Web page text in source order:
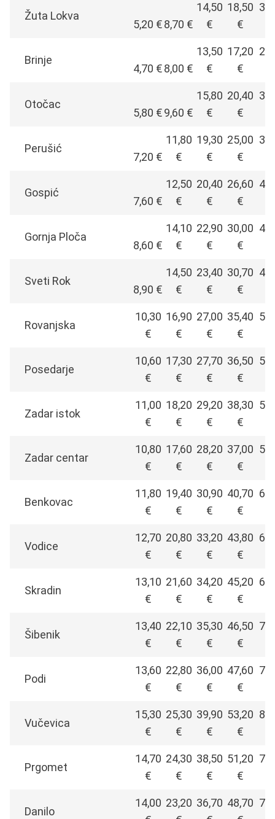
Žuta Lokva
5,20 €8,70 €
14,50
€
18,50
€
Brinje
4,70 €8,00 €
13,50
€
17,20
€
Otočac
5,80 €9,60 €
15,80
€
20,40
€
Perušić
7,20 €
11,80
€
19,30
€
25,00
€
Gospić
7,60 €
12,50
€
20,40
€
26,60
€
Gornja Ploča
8,60 €
14,10
€
22,90
€
30,00
€
Sveti Rok
8,90 €
14,50
€
23,40
€
30,70
€
Rovanjska
10,30
€
16,90
€
27,00
€
35,40
€
Posedarje
10,60
€
17,30
€
27,70
€
36,50
€
Zadar istok
11,00
€
18,20
€
29,20
€
38,30
€
Zadar centar
10,80
€
17,60
€
28,20
€
37,00
€
Benkovac
11,80
€
19,40
€
30,90
€
40,70
€
Vodice
12,70
€
20,80
€
33,20
€
43,80
€
Skradin
13,10
€
21,60
€
34,20
€
45,20
€
Šibenik
13,40
€
22,10
€
35,30
€
46,50
€
Podi
13,60
€
22,80
€
36,00
€
47,60
€
Vučevica
15,30
€
25,30
€
39,90
€
53,20
€
Prgomet
14,70
€
24,30
€
38,50
€
51,20
€
Danilo
14,00 23,20 36,70 48,70